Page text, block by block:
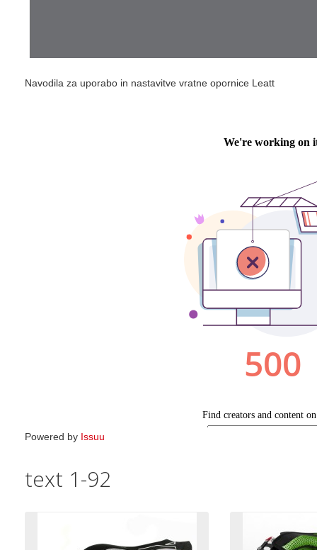
Navodila za uporabo in nastavitve vratne opornice Leatt
Powered by Issuu
text 1-92